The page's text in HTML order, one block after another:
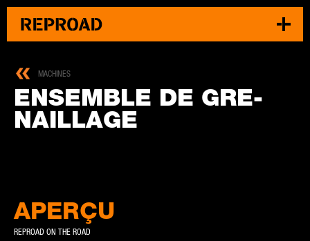
MACHINES
EN­SEMBLE DE GRE­
NAIL­LAGE
APERÇU
REPROAD ON THE ROAD